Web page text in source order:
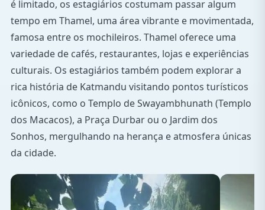
é limitado, os estagiários costumam passar algum
tempo em Thamel, uma área vibrante e movimentada,
famosa entre os mochileiros. Thamel oferece uma
variedade de cafés, restaurantes, lojas e experiências
culturais. Os estagiários também podem explorar a
rica história de Katmandu visitando pontos turísticos
icônicos, como o Templo de Swayambhunath (Templo
dos Macacos), a Praça Durbar ou o Jardim dos
Sonhos, mergulhando na herança e atmosfera únicas
da cidade.